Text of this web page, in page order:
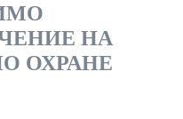
НА
ОХРАНЕ